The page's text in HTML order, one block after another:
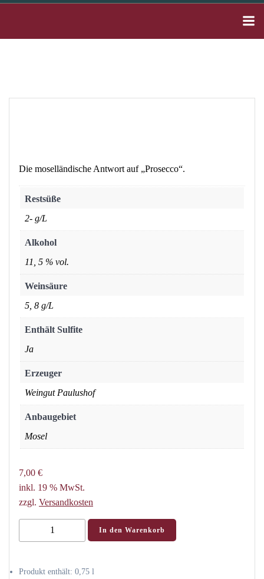
Zum
Die moselländische Antwort auf „Prosecco“.
Restsüße
2- g/L
Alkohol
11, 5 % vol.
Weinsäure
5, 8 g/L
Enthält Sulfite
Ja
Erzeuger
Weingut Paulushof
Anbaugebiet
Mosel
7,00 €
inkl. 19 % MwSt.
zzgl. Versandkosten
MoSecco
Menge
In den Warenkorb
Produkt enthält: 0,75 l